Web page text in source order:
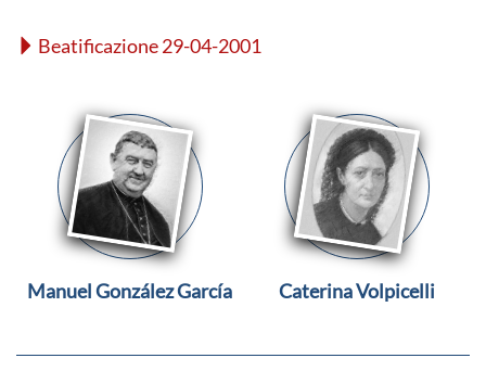
Beatificazione 29-04-2001
Manuel González García Caterina Volpicelli